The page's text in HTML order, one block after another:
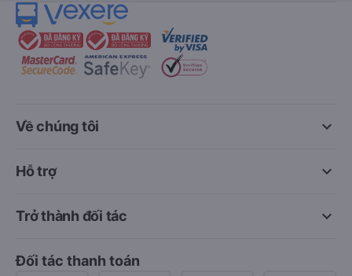
keyboard_arrow_down
Về chúng tôi
keyboard_arrow_down
Hỗ trợ
keyboard_arrow_down
Trở thành đối tác
Đối tác thanh toán